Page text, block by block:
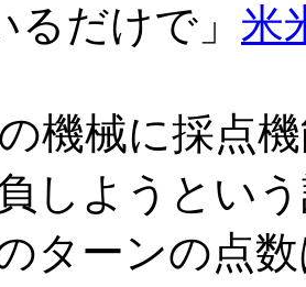
だけで」 米
機械に採点
しようとい
ターンの点